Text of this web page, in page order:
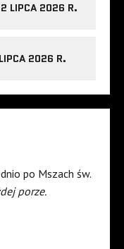
LIPCA 2026 R.
2026 R.
po Mszach św.
porze.